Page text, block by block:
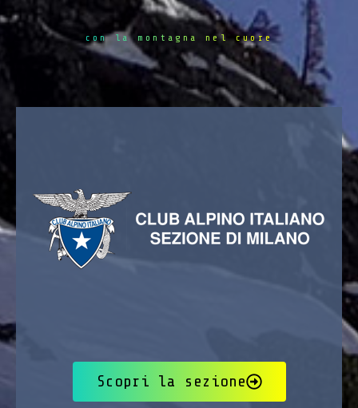
con la montagna nel cuore
Scopri la sezione